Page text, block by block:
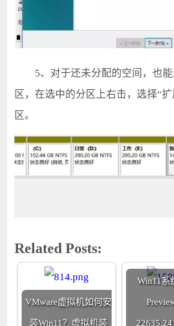
5、对于还未分配的空间，也能
区，在选中的分区上右击，选择“
区。
Related Posts:
VMware虚拟机如何安
装Win11？虚拟机装
Win11系